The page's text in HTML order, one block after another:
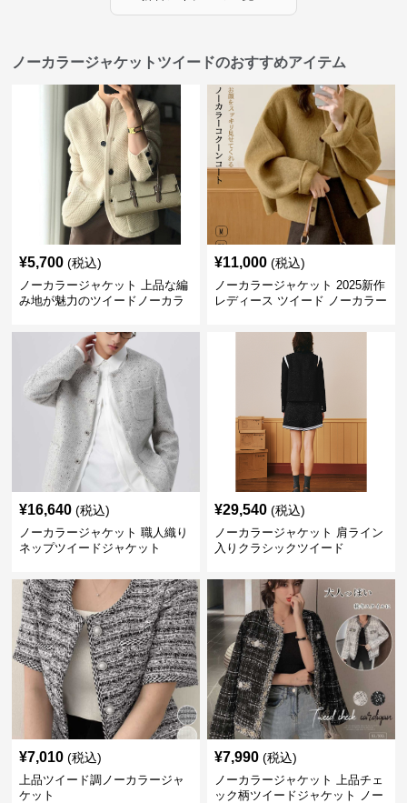
ノーカラージャケットツイードのおすすめアイテム
¥5,700 (税込)
ノーカラージャケット 上品な編
み地が魅力のツイードノーカラ
¥11,000 (税込)
ノーカラージャケット 2025新作
レディース ツイード ノーカラー
¥16,640 (税込)
ノーカラージャケット 職人織り
ネップツイードジャケット
¥29,540 (税込)
ノーカラージャケット 肩ライン
入りクラシックツイード
¥7,010 (税込)
上品ツイード調ノーカラージャ
ケット
¥7,990 (税込)
ノーカラージャケット 上品チェ
ック柄ツイードジャケット ノー